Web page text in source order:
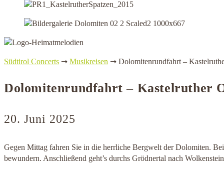
Südtirol Concerts ➞ Musikreisen ➞ Dolomitenrundfahrt –
Dolomitenrundfahrt – Kastelruther
20. Juni 2025
Gegen Mittag fahren Sie in die herrliche Bergwelt der Dolomiten.
bewundern. Anschließend geht’s durchs Grödnertal nach